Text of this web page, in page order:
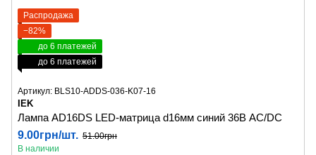
Распродажа
−82%
до 6 платежей
до 6 платежей
Артикул: BLS10-ADDS-036-K07-16
IEK
Лампа AD16DS LED-матрица d16мм синий 36В AC/DC
9.00грн/шт. 51.00грн
В наличии